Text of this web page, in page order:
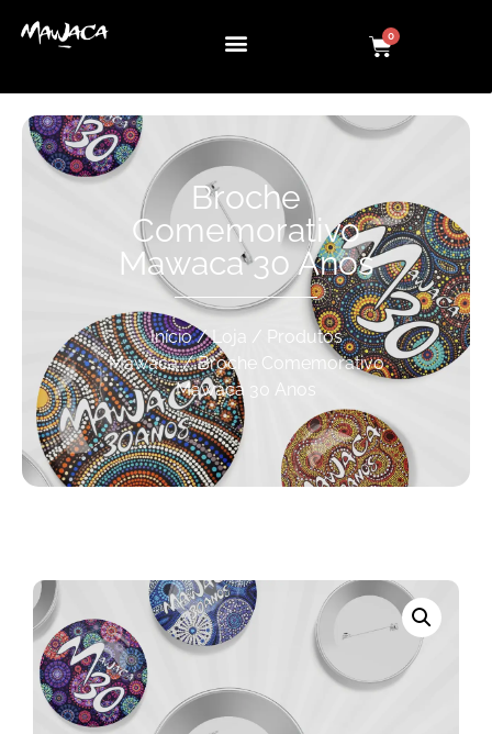
0
Broche
Comemorativo
Mawaca 30 Anos
Início/Loja / Produtos
Mawaca/ Broche Comemorativo
Mawaca 30 Anos